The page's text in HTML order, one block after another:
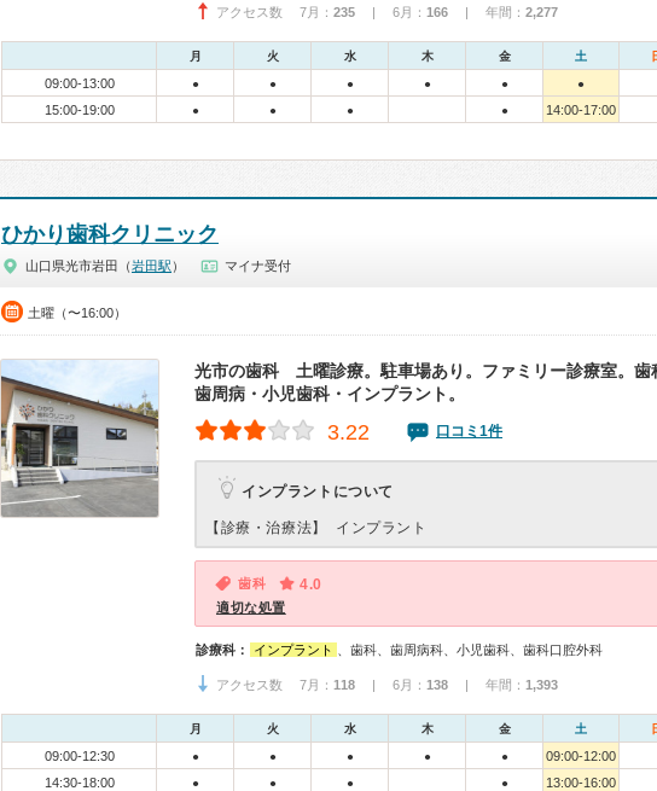
アクセス数 7月： 235 | 6月： 166 | 年間： 2,277
月 火 水 木 金 土
09:00-13:00 ● ● ● ● ● ●
15:00-19:00 ● ● ● ● 14:00-17:00
ひかり歯科クリニック
山口県光市岩田（岩田駅 ） マイナ受付
土曜（〜16:00）
光市の歯科 土曜診療。駐車場あり。ファミリー診療室。歯
歯周病・小児歯科・インプラント。
3.22 口コミ1件
インプラントについて
【診療・治療法】 インプラント
歯科 4.0
適切な処置
診療科： インプラント 、歯科、歯周病科、小児歯科、歯科口腔外科
アクセス数 7月： 118 | 6月： 138 | 年間： 1,393
月 火 水 木 金 土
09:00-12:30 ● ● ● ● ●
09:00-12:00
14:30-18:00
● ● ● ● 13:00-16:00